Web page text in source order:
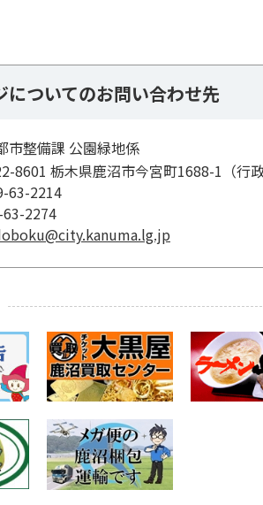
についてのお問い合わせ先
市整備課 公園緑地係
8601 栃木県鹿沼市今宮町1688-1（行政
63-2214
2274